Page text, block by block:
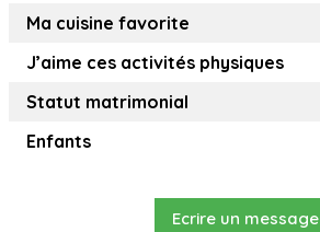
Ma cuisine favorite
J’aime ces activités physiques
Statut matrimonial
Enfants
Ecrire un message